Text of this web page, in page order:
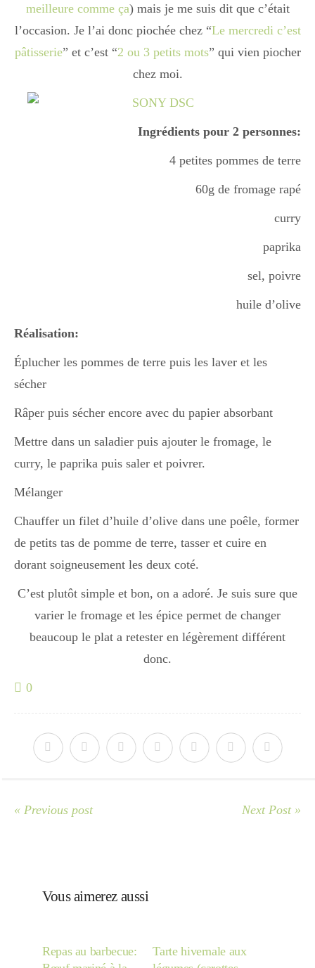
Boisson chaudes
Les classiques
Mes amis en cuisine
Semaines Spéciales
apéro
Halloween
Japon
meilleure comme ça) mais je me suis dit que c’était
l’occasion. Je l’ai donc piochée chez “Le mercredi c’est
pâtisserie” et c’est “2 ou 3 petits mots” qui vien piocher
chez moi.
Ingrédients pour 2 personnes:
4 petites pommes de terre
60g de fromage rapé
curry
paprika
sel, poivre
huile d’olive
Réalisation:
Éplucher les pommes de terre puis les laver et les
sécher
Râper puis sécher encore avec du papier absorbant
Mettre dans un saladier puis ajouter le fromage, le
curry, le paprika puis saler et poivrer.
Mélanger
Chauffer un filet d’huile d’olive dans une poêle, former
de petits tas de pomme de terre, tasser et cuire en
dorant soigneusement les deux coté.
C’est plutôt simple et bon, on a adoré. Je suis sure que
varier le fromage et les épice permet de changer
beaucoup le plat a retester en légèrement différent
donc.
0
« Previous post Next Post »
Vous aimerez aussi
Repas au barbecue:
Tarte hivernale aux